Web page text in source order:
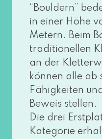
“Bouldern”
in einer Höhe
Metern. Beim
tra­di­tio­nel­len
an der
kön­nen alle ab
Fähigkeiten
Beweis stel­len.
Die drei
Kategorie